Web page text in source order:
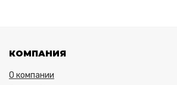
КОМПАНИЯ
О компании